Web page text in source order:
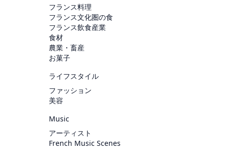
フランス料理
フランス文化圏の食
フランス飲食産業
食材
農業・畜産
お菓子
ライフスタイル
ファッション
美容
Music
アーティスト
French Music Scenes